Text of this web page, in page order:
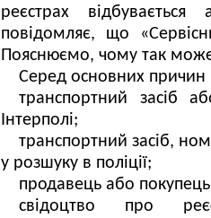
реєстрах
повідомляє, що
Пояснюємо, чому так може
Серед основних причин
транспортний засіб
Інтерполі;
транспортний засіб,
у розшуку в поліції;
продавець або
свідоцтво про